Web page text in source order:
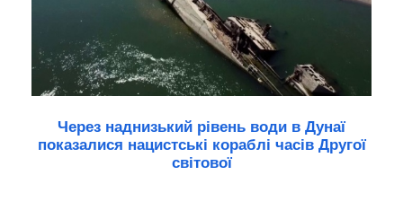
Через наднизький рівень води в Дунаї
показалися нацистські кораблі часів Другої
світової